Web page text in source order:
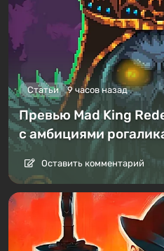
Статьи 9 часов назад
Превью Mad King
с амбициями
Оставить комментарий